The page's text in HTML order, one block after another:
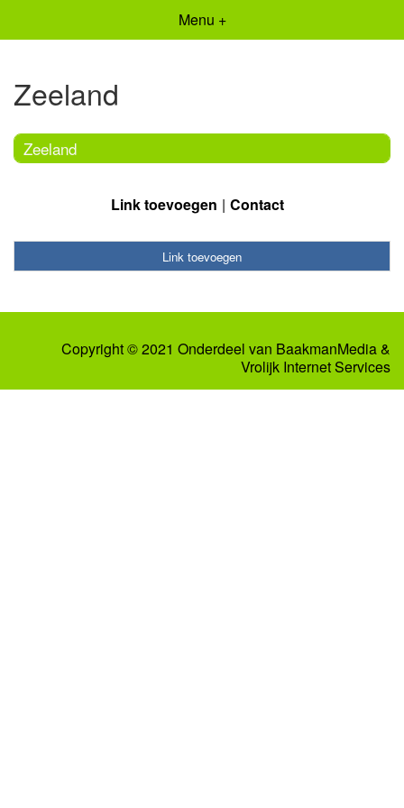
Menu +
Zeeland
Zeeland
Link toevoegen Contact
Link toevoegen
Copyright © 2021 Onderdeel van BaakmanMedia&
Vrolijk Internet Services